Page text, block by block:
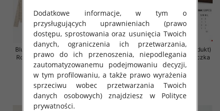
Bluzki damskie (Francja produkt)
Roz S/M-M/L, Mix Kolor Paczka
10 szt
39.00 zł
szczegóły
Bluzki damskie (Francja produkt)
Roz S/M-M/L, Mix Kolor Paczka
10 szt
35.00 zł
szczegóły
Dodatkowe informacje, w tym o
przysługujących uprawnieniach (prawo
dostępu, sprostowania oraz usunięcia Twoich
danych, ograniczenia ich przetwarzania,
prawo do ich przenoszenia, niepodlegania
zautomatyzowanemu podejmowaniu decyzji,
w tym profilowaniu, a także prawo wyrażenia
sprzeciwu wobec przetwarzania Twoich
danych osobowych) znajdziesz w Polityce
prywatności.